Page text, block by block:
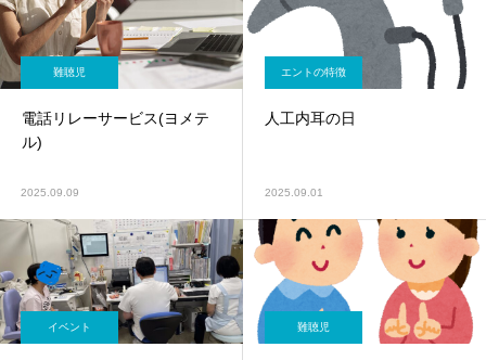
難聴児
電話リレーサービス(ヨメテ
ル)
2025.09.09
エントの特徴
人工内耳の日
2025.09.01
イベント 難聴児